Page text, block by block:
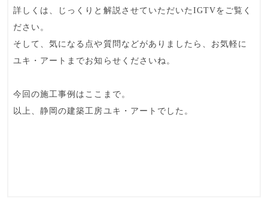
詳しくは、じっくりと解説させていただいたIGTVをご覧く
ださい。
そして、気になる点や質問などがありましたら、お気軽に
ユキ・アートまでお知らせくださいね。
今回の施工事例はここまで。
以上、静岡の建築工房ユキ・アートでした。